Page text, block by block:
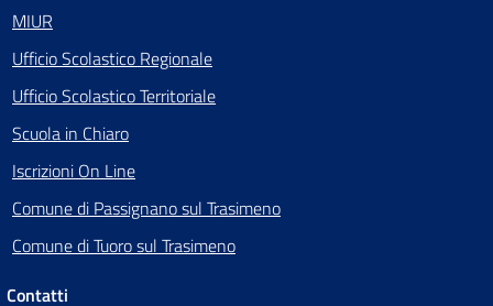
MIUR
Ufficio Scolastico Regionale
Ufficio Scolastico Territoriale
Scuola in Chiaro
Iscrizioni On Line
Comune di Passignano sul Trasimeno
Comune di Tuoro sul Trasimeno
Contatti